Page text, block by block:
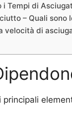
i Tempi di
– Quali sono
velocità di
principali